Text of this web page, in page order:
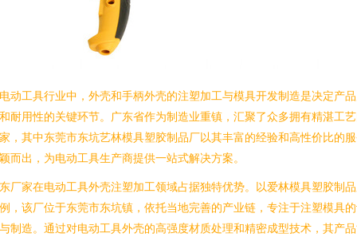
动工具行业中，外壳和手柄外壳的注塑加工与模具开发制造是决定产
耐用性的关键环节。广东省作为制造业重镇，汇聚了众多拥有精湛工
，其中东莞市东坑艺林模具塑胶制品厂以其丰富的经验和高性价比的
而出，为电动工具生产商提供一站式解决方案。
厂家在电动工具外壳注塑加工领域占据独特优势。以爱林模具塑胶制
，该厂位于东莞市东坑镇，依托当地完善的产业链，专注于注塑模具
制造。通过对电动工具外壳的高强度材质处理和精密成型技术，其产